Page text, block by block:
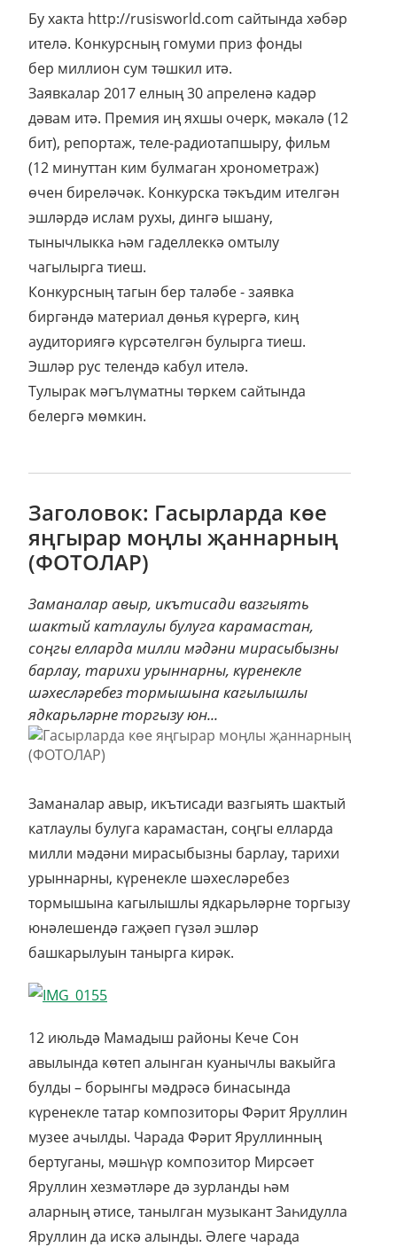
Бу хакта http://rusisworld.com сайтында хәбәр
ителә. Конкурсның гомуми приз фонды
бер миллион сум тәшкил итә.
Заявкалар 2017 елның 30 апреленә кадәр
дәвам итә. Премия иң яхшы очерк, мәкалә (12
бит), репортаж, теле-радиотапшыру, фильм
(12 минуттан ким булмаган хронометраж)
өчен биреләчәк. Конкурска тәкъдим ителгән
эшләрдә ислам рухы, дингә ышану,
тынычлыкка һәм гаделлеккә омтылу
чагылырга тиеш.
Конкурсның тагын бер таләбе - заявка
биргәндә материал дөнья күрергә, киң
аудиториягә күрсәтелгән булырга тиеш.
Эшләр рус телендә кабул ителә.
Тулырак мәгълүматны төркем сайтында
белергә мөмкин.
Заголовок: Гасырларда көе
яңгырар моңлы җаннарның
(ФОТОЛАР)
Заманалар авыр, икътисади вазгыять
шактый катлаулы булуга карамастан,
соңгы елларда милли мәдәни мирасыбызны
барлау, тарихи урыннарны, күренекле
шәхесләребез тормышына кагылышлы
ядкарьләрне торгызу юн...
Заманалар авыр, икътисади вазгыять шактый
катлаулы булуга карамастан, соңгы елларда
милли мәдәни мирасыбызны барлау, тарихи
урыннарны, күренекле шәхесләребез
тормышына кагылышлы ядкарьләрне торгызу
юнәлешендә гаҗәеп гүзәл эшләр
башкарылуын танырга кирәк.
12 июльдә Мамадыш районы Кече Сон
авылында көтеп алынган куанычлы вакыйга
булды – борынгы мәдрәсә бинасында
күренекле татар композиторы Фәрит Яруллин
музее ачылды. Чарада Фәрит Яруллинның
бертуганы, мәшһүр композитор Мирсәет
Яруллин хезмәтләре дә зурланды һәм
аларның әтисе, танылган музыкант Заһидулла
Яруллин да искә алынды. Әлеге чарада